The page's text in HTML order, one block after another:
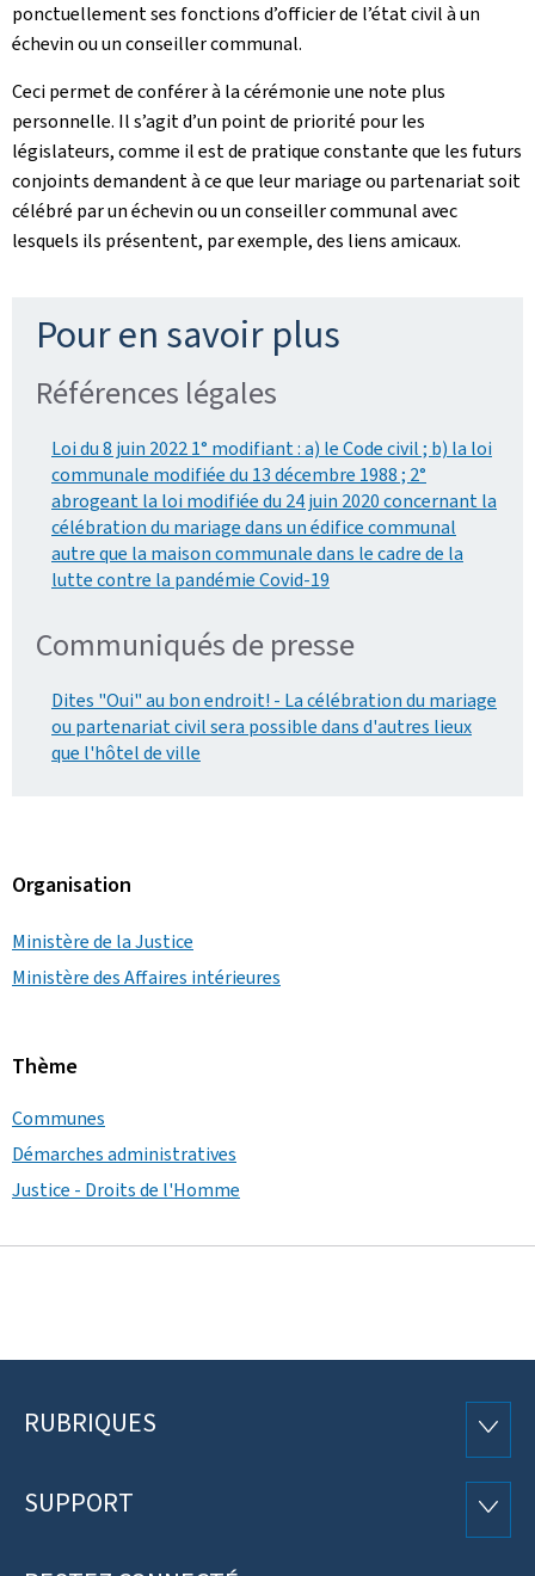
ponctuellement ses fonctions d’officier de l’état civil à un
échevin ou un conseiller communal.
Ceci permet de conférer à la cérémonie une note plus
personnelle. Il s’agit d’un point de priorité pour les
législateurs, comme il est de pratique constante que les futurs
conjoints demandent à ce que leur mariage ou partenariat soit
célébré par un échevin ou un conseiller communal avec
lesquels ils présentent, par exemple, des liens amicaux.
Pour en savoir plus
Références légales
Loi du 8 juin 2022 1° modifiant : a) le Code civil ; b) la loi
communale modifiée du 13 décembre 1988 ; 2°
abrogeant la loi modifiée du 24 juin 2020 concernant la
célébration du mariage dans un édifice communal
autre que la maison communale dans le cadre de la
lutte contre la pandémie Covid-19
Communiqués de presse
Dites "Oui" au bon endroit! - La célébration du mariage
ou partenariat civil sera possible dans d'autres lieux
que l'hôtel de ville
Organisation
Ministère de la Justice
Ministère des Affaires intérieures
Thème
Communes
Démarches administratives
Justice - Droits de l'Homme
Pied
page
RUBRIQUES
SUPPORT